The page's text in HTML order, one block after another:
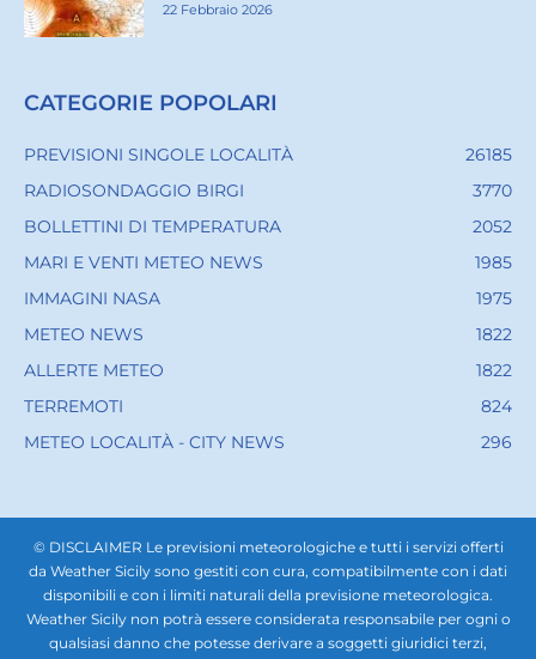
22 Febbraio 2026
CATEGORIE POPOLARI
PREVISIONI SINGOLE LOCALITÀ
26185
RADIOSONDAGGIO BIRGI
3770
BOLLETTINI DI TEMPERATURA
2052
MARI E VENTI METEO NEWS
1985
IMMAGINI NASA
1975
METEO NEWS
1822
ALLERTE METEO
1822
TERREMOTI
824
METEO LOCALITÀ - CITY NEWS
296
© DISCLAIMER Le previsioni meteorologiche e tutti i servizi offerti
da Weather Sicily sono gestiti con cura, compatibilmente con i dati
disponibili e con i limiti naturali della previsione meteorologica.
Weather Sicily non potrà essere considerata responsabile per ogni o
qualsiasi danno che potesse derivare a soggetti giuridici terzi,